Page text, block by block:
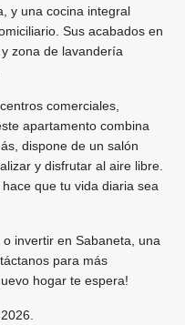
y una cocina integral
Sus acabados en
zona de lavandería
comerciales,
apartamento combina
dispone de un salón
y disfrutar al aire libre.
que tu vida diaria sea
invertir en Sabaneta, una
para más
hogar te espera!